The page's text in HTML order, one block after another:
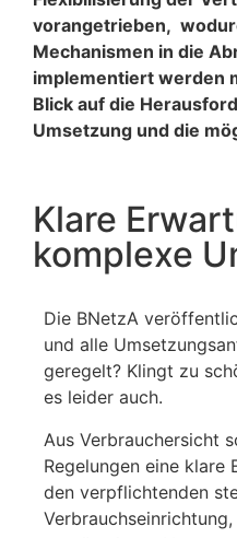
vorangetrieben,
Mechanismen in die
implementiert werden
Blick auf die
Umsetzung und die
Klare
komplexe
Die BNetzA
und alle
geregelt? Klingt zu
es leider auch.
Aus Verbrauchersicht
Regelungen eine klare
den verpflichtenden